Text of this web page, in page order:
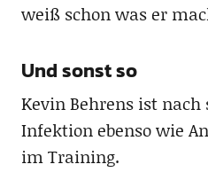
weiß schon was er
Und sonst so
Kevin Behrens ist nach
Infektion ebenso wie
im Training.